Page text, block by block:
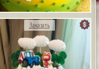
Заказать